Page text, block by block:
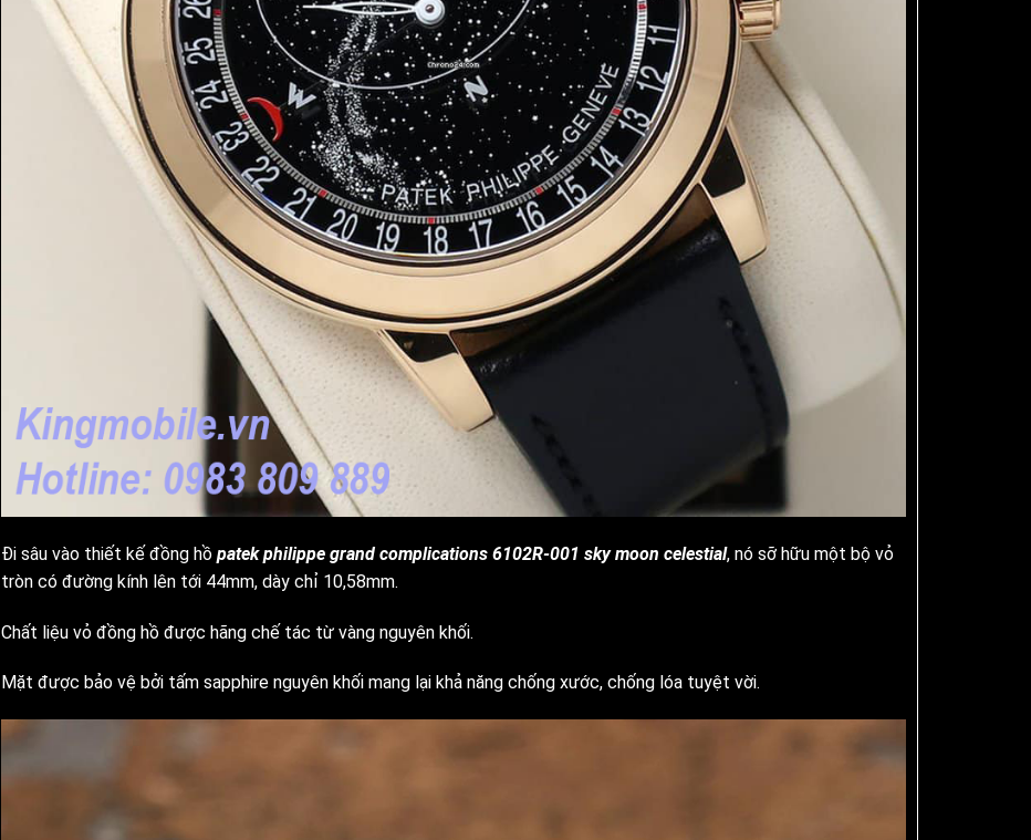
Đi sâu vào thiết kế đồng hồ patek philippe grand complications 6102R-001 sky moon celestial, nó sỡ hữu một bộ vỏ
tròn có đường kính lên tới 44mm, dày chỉ 10,58mm.
Chất liệu vỏ đồng hồ được hãng chế tác từ vàng nguyên khối.
Mặt được bảo vệ bởi tấm sapphire nguyên khối mang lại khả năng chống xước, chống lóa tuyệt vời.